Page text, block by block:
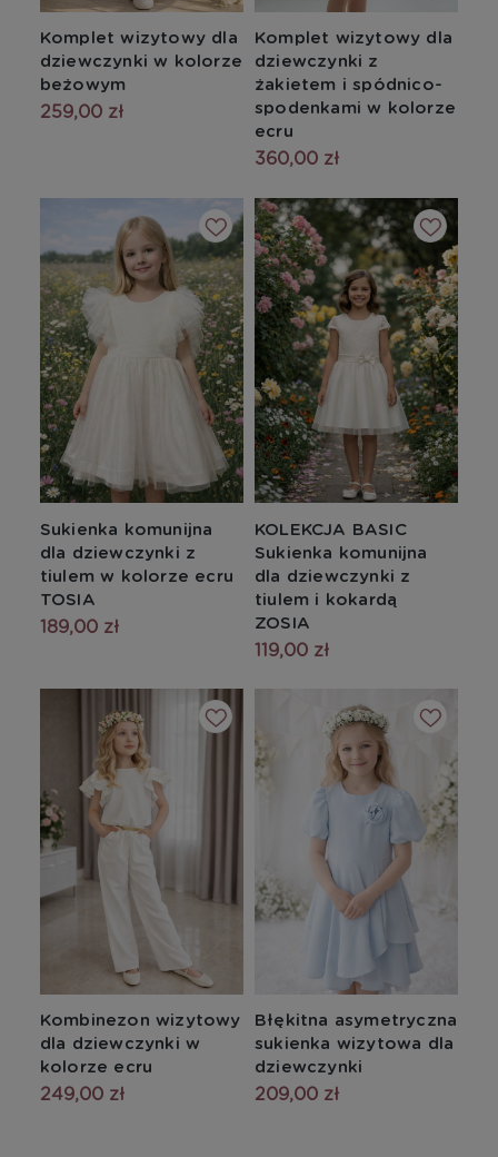
Komplet wizytowy dla
dziewczynki w kolorze
beżowym
259,00 zł
Komplet wizytowy dla
dziewczynki z
żakietem i spódnico-
spodenkami w kolorze
ecru
360,00 zł
Sukienka komunijna
dla dziewczynki z
tiulem w kolorze ecru
TOSIA
189,00 zł
KOLEKCJA BASIC
Sukienka komunijna
dla dziewczynki z
tiulem i kokardą
ZOSIA
119,00 zł
Kombinezon wizytowy
dla dziewczynki w
kolorze ecru
249,00 zł
Błękitna asymetryczna
sukienka wizytowa dla
dziewczynki
209,00 zł